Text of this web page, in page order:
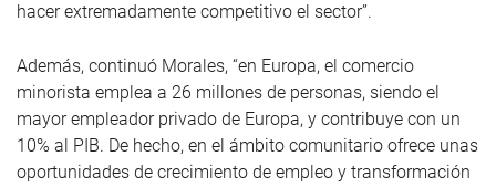
hacer extremadamente competitivo el sector”.
Además, continuó Morales, “en Europa, el comercio
minorista emplea a 26 millones de personas, siendo el
mayor empleador privado de Europa, y contribuye con un
10% al PIB. De hecho, en el ámbito comunitario ofrece unas
oportunidades de crecimiento de empleo y transformación